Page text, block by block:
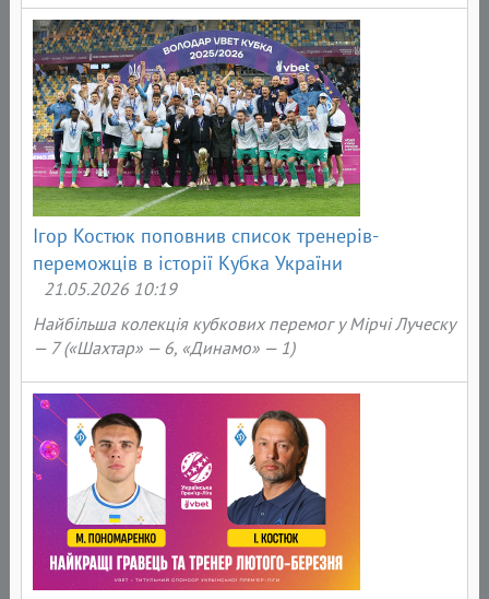
Ігор Костюк поповнив список тренерів-
переможців в історії Кубка України
21.05.2026 10:19
Найбільша колекція кубкових перемог у Мірчі Луческу
— 7 («Шахтар» — 6, «Динамо» — 1)